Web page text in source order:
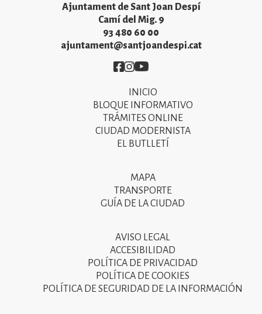
Ajuntament de Sant Joan Despí
Camí del Mig. 9
93 480 60 00
ajuntament@santjoandespi.cat
Imatge
Imatge
Imatge
INICIO
BLOQUE INFORMATIVO
TRÁMITES ONLINE
CIUDAD MODERNISTA
EL BUTLLETÍ
MAPA
TRANSPORTE
GUÍA DE LA CIUDAD
AVISO LEGAL
ACCESIBILIDAD
POLÍTICA DE PRIVACIDAD
POLÍTICA DE COOKIES
POLÍTICA DE SEGURIDAD DE LA INFORMACIÓN